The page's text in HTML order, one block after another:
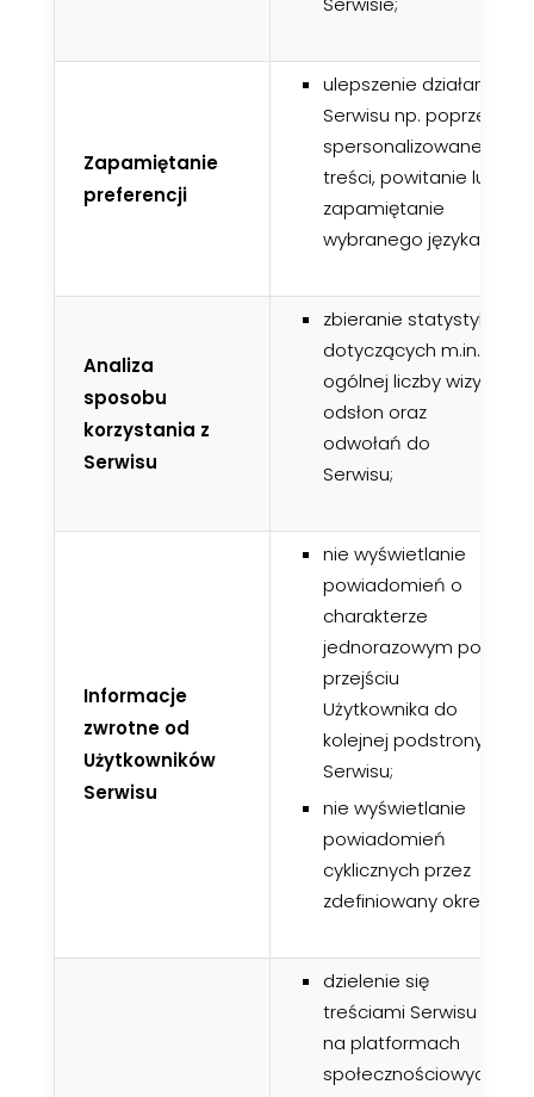
Zapamiętanie
preferencji
ulepszenie działania
Serwisu np. poprzez
spersonalizowane
treści, powitanie lub
zapamiętanie
wybranego języka;
Analiza
sposobu
korzystania z
Serwisu
zbieranie statystyk
dotyczących m.in.
ogólnej liczby wizyt,
odsłon oraz
odwołań do
Serwisu;
Informacje
zwrotne od
Użytkowników
Serwisu
nie wyświetlanie
powiadomień o
charakterze
jednorazowym po
przejściu
Użytkownika do
kolejnej podstrony
Serwisu;
nie wyświetlanie
powiadomień
cyklicznych przez
zdefiniowany okres;
dzielenie się
treściami Serwisu
na platformach
społecznościowych;